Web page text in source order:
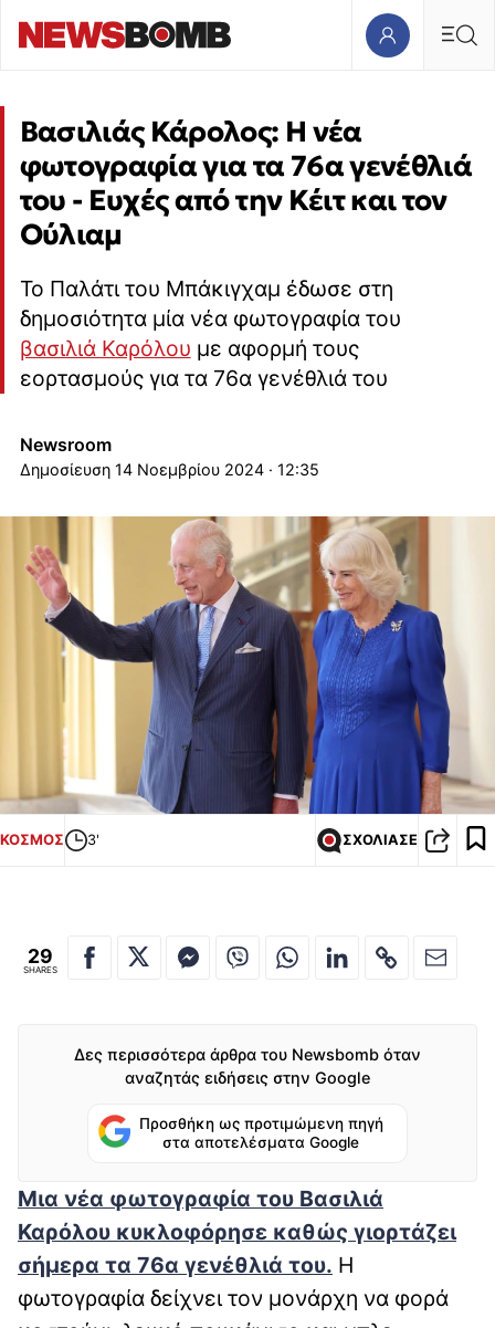
Bασιλιάς Κάρολος: Η νέα
φωτογραφία για τα 76α γενέθλιά
του - Ευχές από την Κέιτ και τον
Ούλιαμ
Το Παλάτι του Μπάκιγχαμ έδωσε στη
δημοσιότητα μία νέα φωτογραφία του
βασιλιά Καρόλου με αφορμή τους
εορτασμούς για τα 76α γενέθλιά του
Newsroom
14 Νοεμβρίου 2024 · 12:35
ΚΟΣΜΟΣ 3' ΣΧΟΛΙΑΣΕ
29
SHARES
Δες περισσότερα άρθρα του Newsbomb όταν
αναζητάς ειδήσεις στην Google
Προσθήκη ως προτιμώμενη πηγή
στα αποτελέσματα Google
Μια νέα φωτογραφία του Βασιλιά
Καρόλου κυκλοφόρησε καθώς γιορτάζει
σήμερα τα 76α γενέθλιά του. Η
φωτογραφία δείχνει τον μονάρχη να φορά